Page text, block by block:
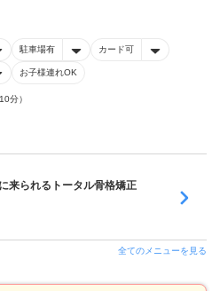
駐車場有 カード可
お子様連れOK
分）
来られるトータル骨格矯正
全てのメニューを見る